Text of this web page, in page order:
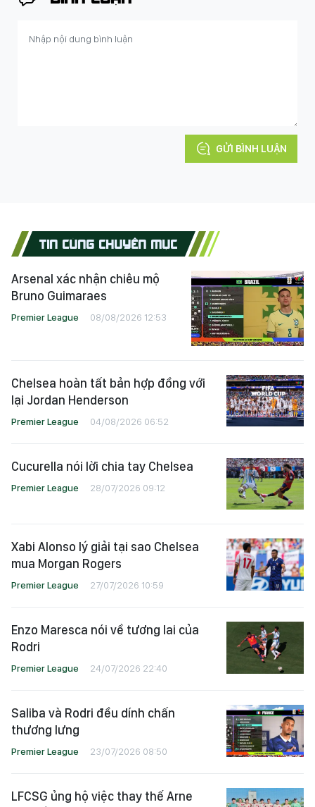
BÌNH LUẬN
TIN CÙNG CHUYÊN MỤC
Arsenal xác nhận chiêu mộ
Chelsea hoàn tất bản hợp đồng với
Premier League 04/08/2026 06:52
Xabi Alonso lý giải tại sao Chelsea
Premier League 27/07/2026 10:59
Enzo Maresca nói về tương lai của
Premier League 24/07/2026 22:40
Saliba và Rodri đều dính chấn
Premier League 23/07/2026 08:50